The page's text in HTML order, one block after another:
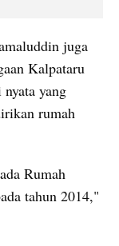
juga
Kalpataru
yang
rumah
Rumah
tahun 2014,"